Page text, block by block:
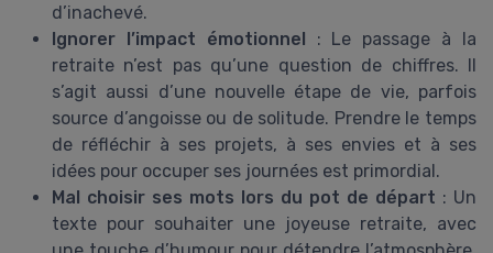
d’inachevé.
Ignorer l’impact émotionnel
: Le passage à la
retraite n’est pas qu’une question de chiffres. Il
s’agit aussi d’une nouvelle étape de vie, parfois
source d’angoisse ou de solitude. Prendre le temps
de réfléchir à ses projets, à ses envies et à ses
idées pour occuper ses journées est primordial.
Mal choisir ses mots lors du pot de départ : Un
texte pour souhaiter une joyeuse retraite, avec